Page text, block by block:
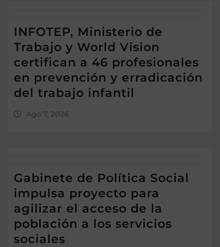
INFOTEP, Ministerio de
Trabajo y World Vision
certifican a 46 profesionales
en prevención y erradicación
del trabajo infantil
Ago 7, 2026
Gabinete de Política Social
impulsa proyecto para
agilizar el acceso de la
población a los servicios
sociales